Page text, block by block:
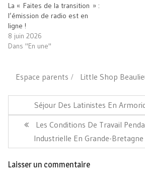
La « Faites de la transition » :
l’émission de radio est en
ligne !
8 juin 2026
Dans "En une"
Espace parents Little Shop
l’article
Article
Précédent:
Séjour Des Latinistes En
Article
Suivant:
Les Conditions De Travail
Industrielle En Grande-Bretagne
Laisser un commentaire